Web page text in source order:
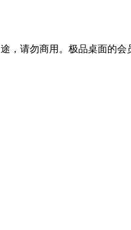
，请勿商用。极品桌面的